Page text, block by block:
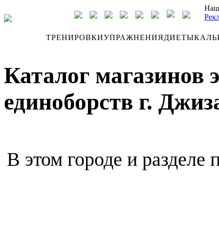
ТРЕНИРОВКИУПРАЖНЕНИЯДИЕТЫ
Каталог магазинов
единоборств г.
В этом городе и разделе